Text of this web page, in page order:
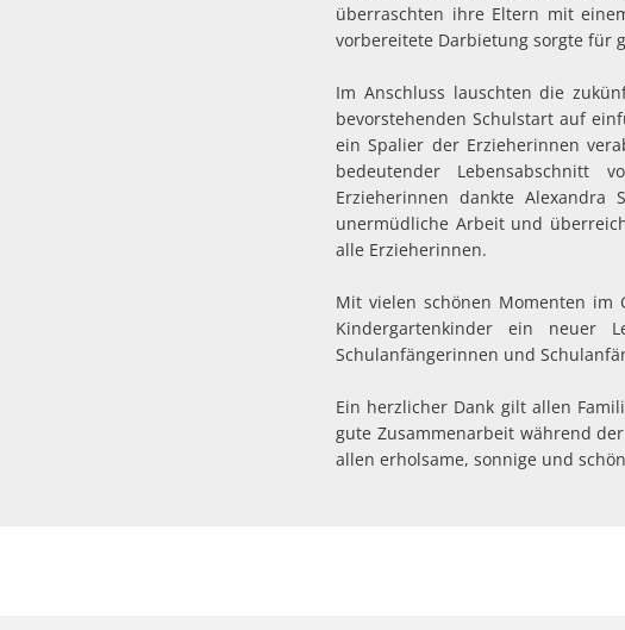
überraschten ihre Eltern mit
vorbereitete Darbietung sorgte für
Im Anschluss lauschten die
bevorstehenden Schulstart auf
ein Spalier der Erzieherinnen
bedeutender Lebensabschnitt
Erzieherinnen dankte
unermüdliche Arbeit und
alle Erzieherinnen.
Mit vielen schönen Momenten im
Kindergartenkinder ein neuer
Schulanfängerinnen und
Ein herzlicher Dank gilt allen
gute Zusammenarbeit während
allen erholsame, sonnige und